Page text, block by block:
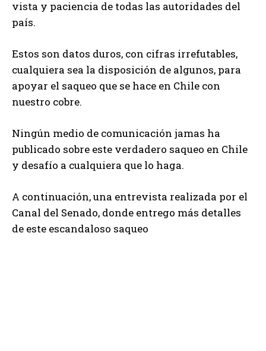
vista y paciencia de todas las autoridades del
país.
Estos son datos duros, con cifras irrefutables,
cualquiera sea la disposición de algunos, para
apoyar el saqueo que se hace en Chile con
nuestro cobre.
Ningún medio de comunicación jamas ha
publicado sobre este verdadero saqueo en Chile
y desafío a cualquiera que lo haga.
A continuación, una entrevista realizada por el
Canal del Senado, donde entrego más detalles
de este escandaloso saqueo